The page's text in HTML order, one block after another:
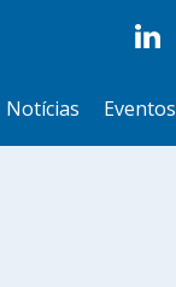
Notícias Eventos